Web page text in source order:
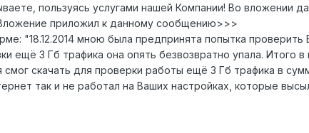
пользуясь услугами нашей Компании! Во вложении
приложил к данному сообщению>>>
"18.12.2014 мною была предпринята попытка
ещё 3 Гб трафика она опять безвозвратно упала. Итого
скачать для проверки работы ещё 3 Гб трафика в
так и не работал на Ваших настройках, которые